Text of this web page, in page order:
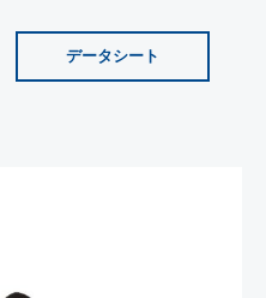
データシート